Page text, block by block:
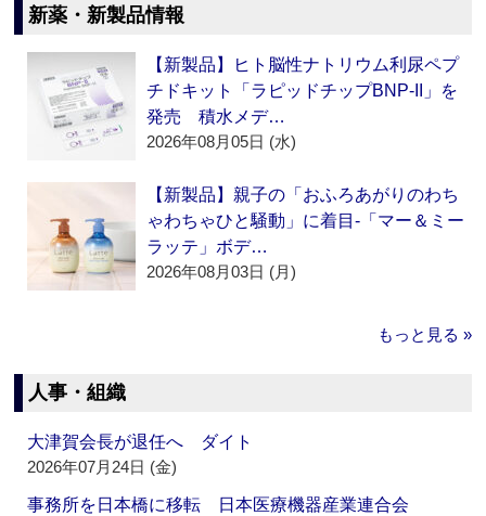
新薬・新製品情報
【新製品】ヒト脳性ナトリウム利尿ペプ
チドキット「ラピッドチップBNP-II」を
発売 積水メデ…
2026年08月05日 (水)
【新製品】親子の「おふろあがりのわち
ゃわちゃひと騒動」に着目‐「マー＆ミー
ラッテ」ボデ…
2026年08月03日 (月)
もっと見る »
人事・組織
大津賀会長が退任へ ダイト
2026年07月24日 (金)
事務所を日本橋に移転 日本医療機器産業連合会